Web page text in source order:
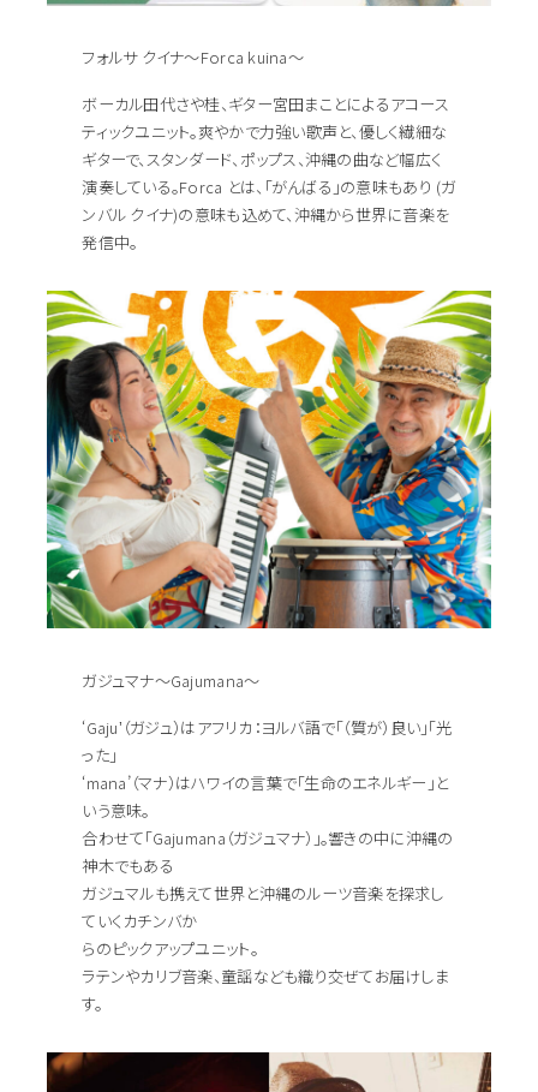
フォルサ クイナ～Forca kuina～
ボーカル田代さや桂、ギター宮田まことによるアコース
ティックユニット。爽やかで力強い歌声と、優しく繊細な
ギターで、スタンダード、ポップス、沖縄の曲など幅広く
演奏している。Forca とは、「がんばる」の意味もあり (ガ
ンバル クイナ)の意味も込めて、沖縄から世界に音楽を
発信中。
ガジュマナ〜Gajumana〜
ʻGajuʼ（ガジュ）はアフリカ：ヨルバ語で「（質が）良い」「光
った」
‘mana’（マナ）はハワイの⾔葉で「⽣命のエネルギー」と
いう意味。
合わせて「Gajumana（ガジュマナ）」。響きの中に沖縄の
神⽊でもある
ガジュマルも携えて世界と沖縄のルーツ⾳楽を探求し
ていくカチンバか
らのピックアップユニット。
ラテンやカリブ⾳楽、童謡なども織り交ぜてお届けしま
す。